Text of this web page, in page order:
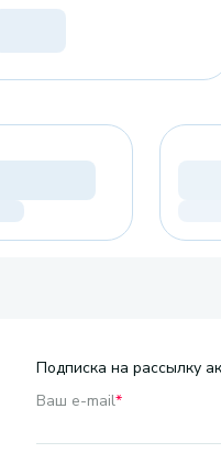
Подписка на рассылку
Ваш e-mail*